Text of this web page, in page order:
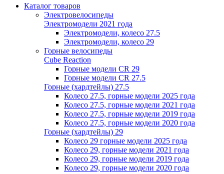
Каталог товаров
Электровелосипеды
Электромодели 2021 года
Электромодели, колесо 27.5
Электромодели, колесо 29
Горные велосипеды
Cube Reaction
Горные модели CR 29
Горные модели CR 27.5
Горные (хардтейлы) 27.5
Колесо 27.5, горные модели 2025 года
Колесо 27.5, горные модели 2021 года
Колесо 27.5, горные модели 2019 года
Колесо 27.5, горные модели 2020 года
Горные (хардтейлы) 29
Колесо 29 горные модели 2025 года
Колесо 29, горные модели 2021 года
Колесо 29, горные модели 2019 года
Колесо 29, горные модели 2020 года